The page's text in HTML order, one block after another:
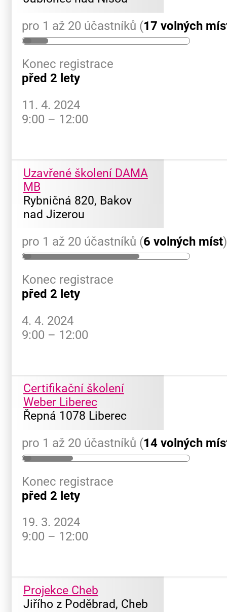
pro 1 až 20 účastníků (17 volných
Konec registrace
před 2 lety
11. 4. 2024
9:00 – 12:00
Uzavřené školení DAMA
MB
Rybničná 820, Bakov
nad Jizerou
pro 1 až 20 účastníků (6 volných míst)
Konec registrace
před 2 lety
4. 4. 2024
9:00 – 12:00
Certifikační školení
Weber Liberec
Řepná 1078 Liberec
pro 1 až 20 účastníků (14 volných
Konec registrace
před 2 lety
19. 3. 2024
9:00 – 12:00
Projekce Cheb
Jiřího z Poděbrad, Cheb